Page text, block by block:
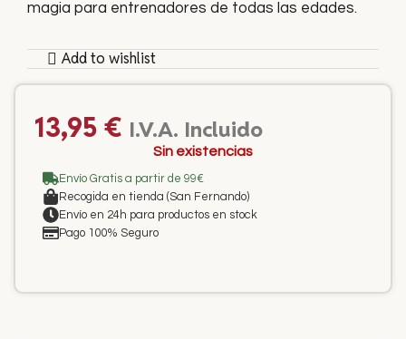
magia para entrenadores de todas las edades.
Add to wishlist
13,95 € I.V.A. Incluido
Sin existencias
Envío Gratis a partir de 99€
Recogida en tienda (San Fernando)
Envío en 24h para productos en stock
Pago 100% Seguro